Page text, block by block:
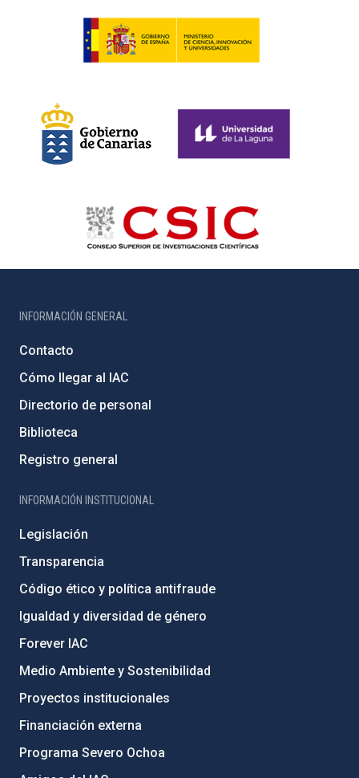
INFORMACIÓN GENERAL
Contacto
Cómo llegar al IAC
Directorio de personal
Biblioteca
Registro general
INFORMACIÓN INSTITUCIONAL
Legislación
Transparencia
Código ético y política antifraude
Igualdad y diversidad de género
Forever IAC
Medio Ambiente y Sostenibilidad
Proyectos institucionales
Financiación externa
Programa Severo Ochoa